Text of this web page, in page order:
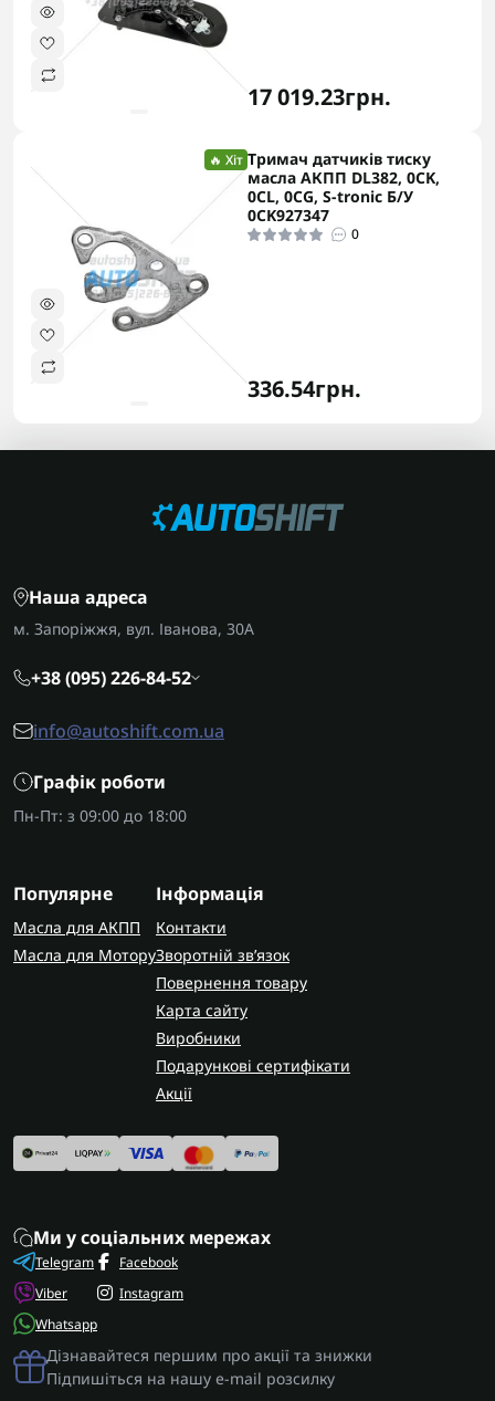
17 019.23грн.
🔥 Хіт Тримач датчиків тиску
масла АКПП DL382, 0CK,
0CL, 0CG, S-tronic Б/У
0CK927347
0
336.54грн.
Наша адреса
м. Запоріжжя, вул. Іванова, 30А
+38 (095) 226-84-52
info@autoshift.com.ua
Графік роботи
Пн-Пт: з 09:00 до 18:00
Популярне
Масла для АКПП
Масла для Мотору
Інформація
Контакти
Зворотній зв’язок
Повернення товару
Карта сайту
Виробники
Подарункові сертифікати
Акції
Ми у соціальних мережах
Telegram
Viber
Whatsapp
Facebook
Instagram
Дізнавайтеся першим про акції та знижки
Підпишіться на нашу e-mail розсилку